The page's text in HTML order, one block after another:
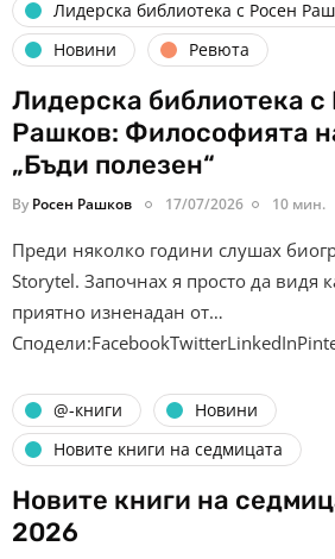
Лидерска библиотека с Росен
Новини
Ревюта
Лидерска библиотека с
Рашков: Философията
„Бъди полезен“
By Росен Рашков 17/07/2026 10 мин.
Преди няколко години слушах
Storytel. Започнах я просто да видя
приятно изненадан от…
@-книги
Новини
Новите книги на седмицата
Новите книги на
2026